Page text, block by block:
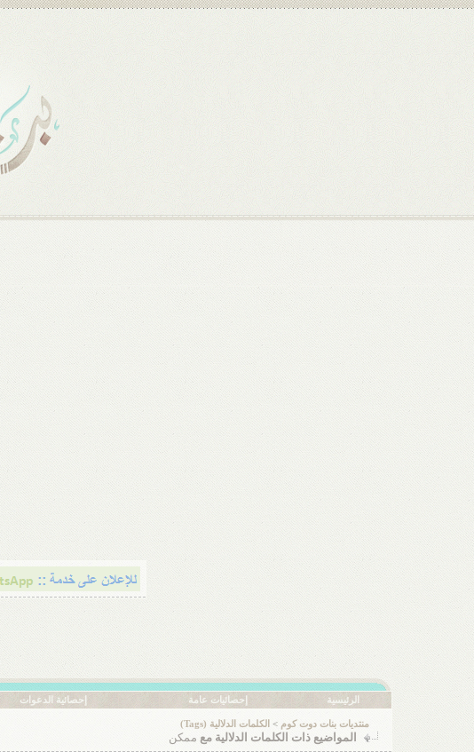
الرئيسية إحصائيات عامة إحصائية الدعوات
منتديات بنات دوت كوم > الكلمات الدلالية (Tags)
المواضيع ذات الكلمات الدلالية مع ممكن